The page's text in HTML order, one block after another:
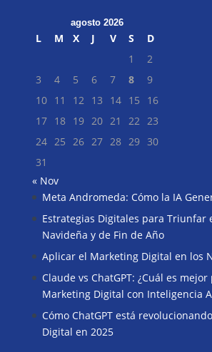
agosto 2026
L M X J V S
D
1
2
3
4 5 6 7 8
9
10 11 12 13 14 15
16
17 18 19 20 21 22 23
24 25 26 27 28 29 30
31
« Nov
Meta Andromeda: Cómo la IA
Estrategias Digitales para Triunfar
Navideña y de Fin de Año
Aplicar el Marketing Digital en los
Claude vs ChatGPT: ¿Cuál es mejor
Marketing Digital con Inteligencia
Cómo ChatGPT está
Digital en 2025